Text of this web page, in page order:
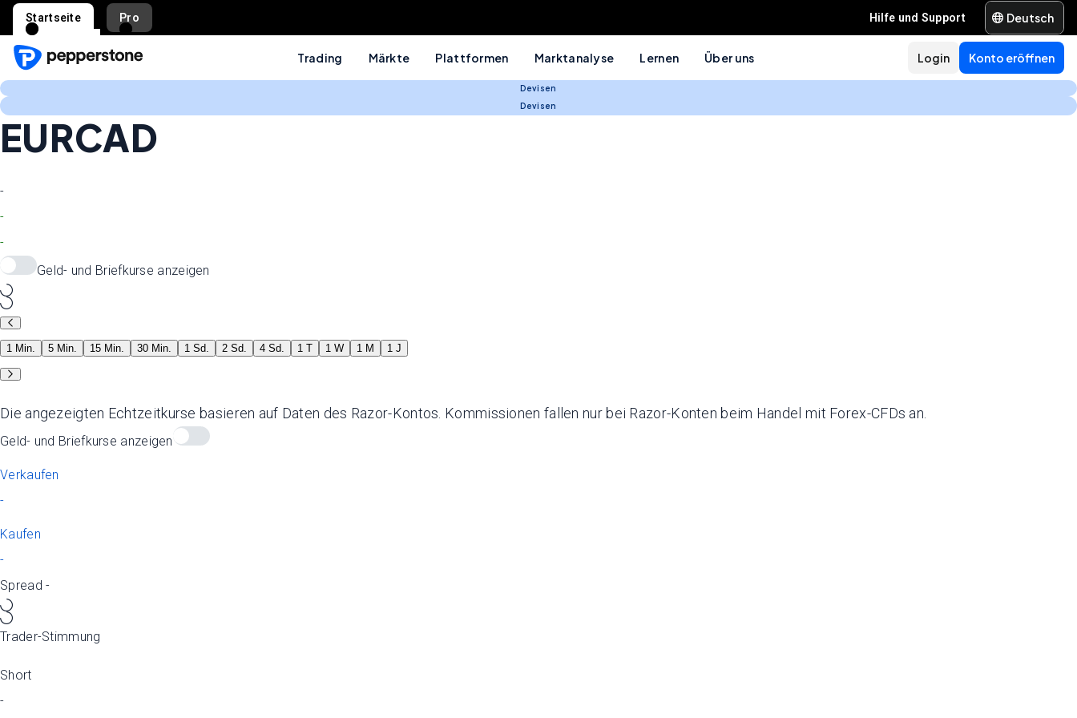
Startseite Pro Hilfe und Support Deutsch
Trading Märkte Plattformen Marktanalyse Lernen Über uns Konto eröffnen
Login
Devisen
Devisen
EURCAD
-
-
-
Geld- und Briefkurse anzeigen
1 Min. 5 Min. 15 Min. 30 Min. 1 Sd. 2 Sd. 4 Sd. 1 T 1 W 1 M 1 J
Die angezeigten Echtzeitkurse basieren auf Daten des Razor-Kontos. Kommissionen fallen nur bei Razor-Konten beim Handel mit Forex-CFDs an.
Geld- und Briefkurse anzeigen
Verkaufen
-
Kaufen
-
Spread -
Trader-Stimmung
Short
-